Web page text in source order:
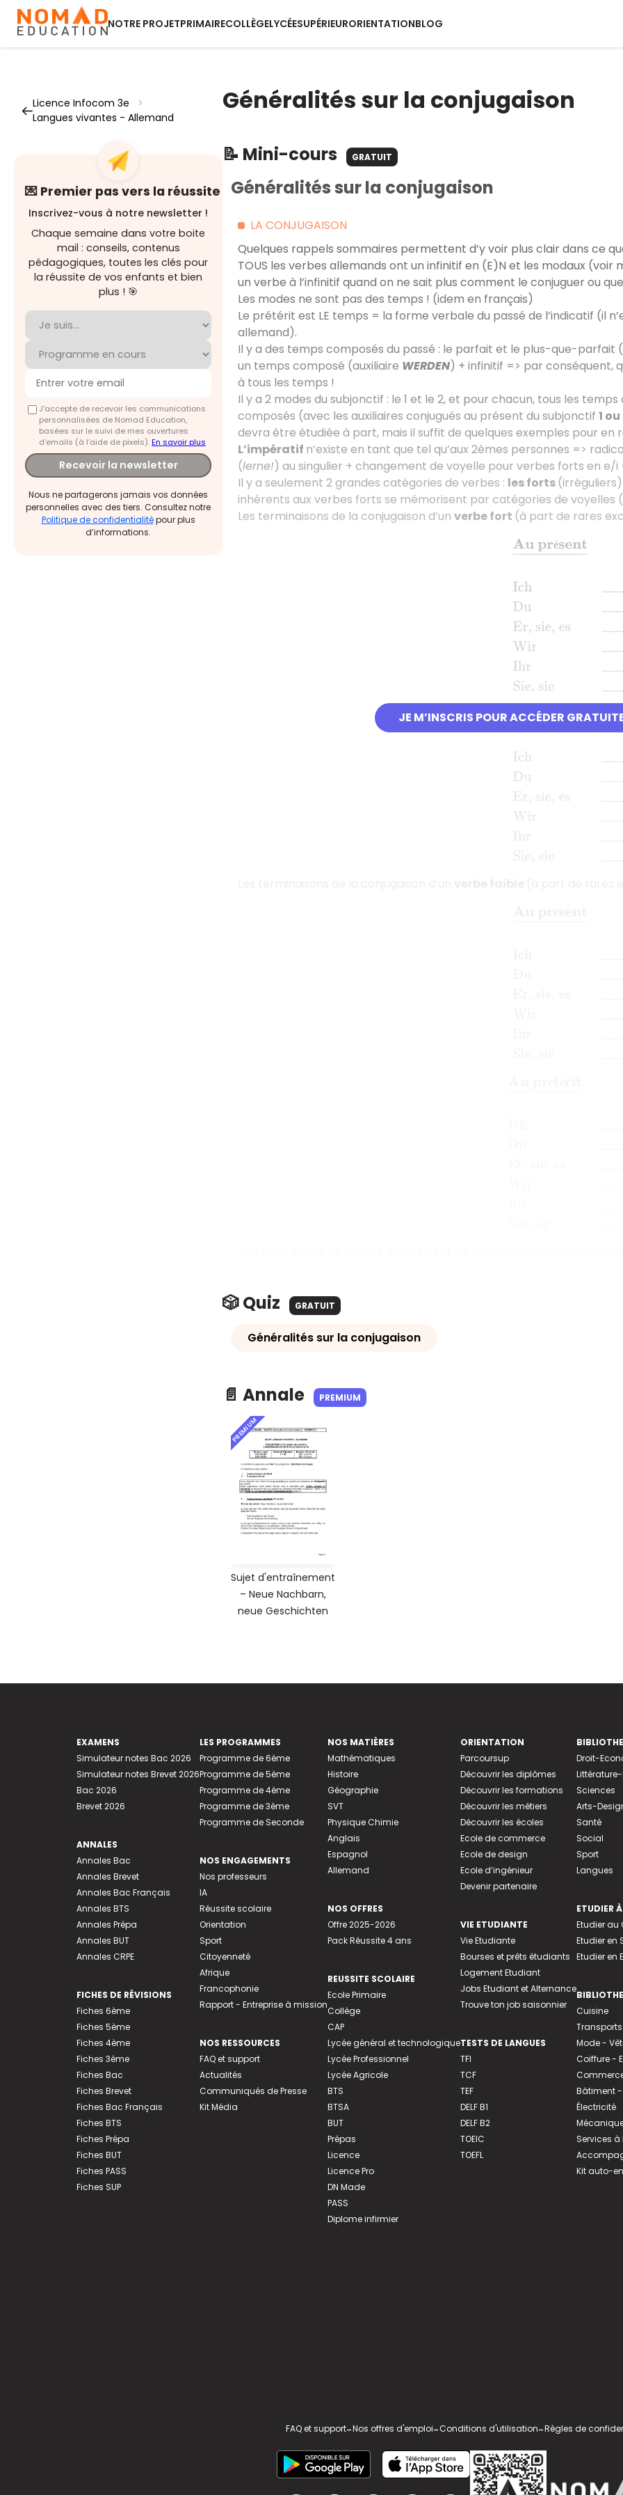
NOTRE PROJETPRIMAIRECOLLÈGELYCÉESUPÉRIEURORIENTATIONBLOG
Licence Infocom 3e
>
Langues vivantes - Allemand
💌 Premier pas vers la réussite
Inscrivez-vous à notre newsletter !
Chaque semaine dans votre boite
mail : conseils, contenus
pédagogiques, toutes les clés pour
la réussite de vos enfants et bien
plus ! 🎯
J'accepte de recevoir les communications
personnalisées de Nomad Education,
basées sur le suivi de mes ouvertures
d'emails (à l’aide de pixels).En savoir plus
Recevoir la newsletter
Nous ne partagerons jamais vos données
personnelles avec des tiers. Consultez notre
Politique de confidentialitépour plus
d’informations.
Généralités sur la conjugaison
📝 Mini-cours GRATUIT
JE M’INSCRIS POUR ACCÉDER
Généralités sur la conjugaison
LA CONJUGAISON
Quelques rappels sommaires permettent d’y voir plus clair dans ce
TOUS les verbes allemands ont un infinitif en (E)N et les modaux
un verbe à l’infinitif quand on ne sait plus comment le conjuguer ou
Les modes ne sont pas des temps ! (idem en français)
Le prétérit est LE temps = la forme verbale du passé de l’indicatif (il
allemand).
Il y a des temps composés du passé : le parfait et le plus-que-parfait
un temps composé (auxiliaire WERDEN) + infinitif => par conséquent,
à tous les temps !
Il y a 2 modes du subjonctif : le 1 et le 2, et pour chacun, tous les
composés (avec les auxiliaires conjugués au présent du subjonctif 1 ou
devra être étudiée à part, mais il suffit de quelques exemples pour en
L’impératif n’existe en tant que tel qu’aux 2èmes personnes =>
(lerne!) au singulier + changement de voyelle pour verbes forts en e/i
Il y a seulement 2 grandes catégories de verbes : les forts
inhérents aux verbes forts se mémorisent par catégories de
Les terminaisons de la conjugaison d’un verbe fort (à part de rares
é
Au présent_Ich____e
é é
Au prétérit_ Ich
🎲 Quiz GRATUIT
Généralités sur la conjugaison
📄 Annale PREMIUM
PREMIUM
Sujet d'entraînement
– Neue Nachbarn,
neue Geschichten
EXAMENS
Simulateur notes Bac 2026
Simulateur notes Brevet 2026
Bac 2026
Brevet 2026
ANNALES
Annales Bac
Annales Brevet
Annales Bac Français
Annales BTS
Annales Prépa
Annales BUT
Annales CRPE
FICHES DE RÉVISIONS
Fiches 6ème
Fiches 5ème
Fiches 4ème
Fiches 3ème
Fiches Bac
Fiches Brevet
Fiches Bac Français
Fiches BTS
Fiches Prépa
Fiches BUT
Fiches PASS
Fiches SUP
LES PROGRAMMES
Programme de 6ème
Programme de 5ème
Programme de 4ème
Programme de 3ème
Programme de Seconde
NOS ENGAGEMENTS
Nos professeurs
IA
Réussite scolaire
Orientation
Sport
Citoyenneté
Afrique
Francophonie
Rapport - Entreprise à mission
NOS RESSOURCES
FAQ et support
Actualités
Communiqués de Presse
Kit Média
NOS MATIÈRES
Mathématiques
Histoire
Géographie
SVT
Physique Chimie
Anglais
Espagnol
Allemand
NOS OFFRES
Offre 2025-2026
Pack Réussite 4 ans
REUSSITE SCOLAIRE
Ecole Primaire
Collège
CAP
Lycée général et technologique
Lycée Professionnel
Lycée Agricole
BTS
BTSA
BUT
Prépas
Licence
Licence Pro
DN Made
PASS
Diplome infirmier
ORIENTATION
Parcoursup
Découvrir les diplômes
Découvrir les formations
Découvrir les métiers
Découvrir les écoles
Ecole de commerce
Ecole de design
Ecole d’ingénieur
Devenir partenaire
VIE ETUDIANTE
Vie Etudiante
Bourses et prêts étudiants
Logement Etudiant
Jobs Etudiant et Alternance
Trouve ton job saisonnier
TESTS DE LANGUES
TFI
TCF
TEF
DELF B1
DELF B2
TOEIC
TOEFL
Droit-
Sciences
Arts-
Santé
Social
Sport
Langues
ETUDIER
Etudier
Etudier en
Etudier en
Cuisine
Transports
Mode -
Coiffure -
Bâtiment
Électricité
Services
Kit auto-
FAQ et support-Nos offres d'emploi-Conditions d'utilisation-Règles de